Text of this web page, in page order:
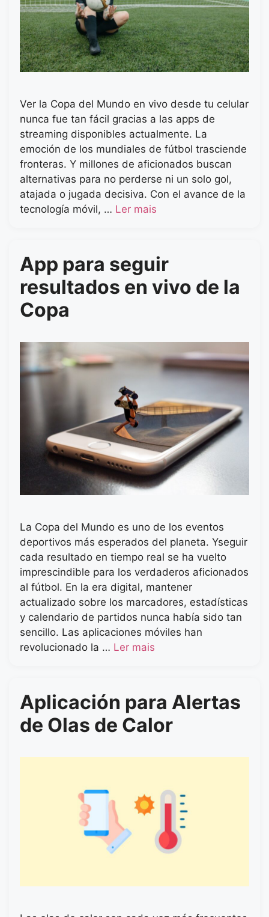
Ver la Copa del Mundo en vivo desde tu celular
nunca fue tan fácil gracias a las apps de
streaming disponibles actualmente. La
emoción de los mundiales de fútbol trasciende
fronteras. Y millones de aficionados buscan
alternativas para no perderse ni un solo gol,
atajada o jugada decisiva. Con el avance de la
tecnología móvil, … Ler mais
App para seguir
resultados en vivo de la
Copa
La Copa del Mundo es uno de los eventos
deportivos más esperados del planeta. Yseguir
cada resultado en tiempo real se ha vuelto
imprescindible para los verdaderos aficionados
al fútbol. En la era digital, mantener
actualizado sobre los marcadores, estadísticas
y calendario de partidos nunca había sido tan
sencillo. Las aplicaciones móviles han
revolucionado la … Ler mais
Aplicación para Alertas
de Olas de Calor